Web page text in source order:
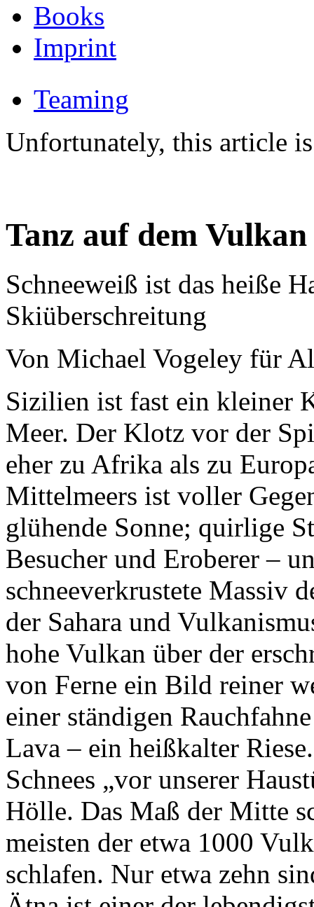
Books
Imprint
Teaming
Unfortunately, this article
Tanz auf dem Vulkan
Schneeweiß ist das heiße
Skiüberschreitung
Von Michael Vogeley für
Sizilien ist fast ein kleiner
Meer. Der Klotz vor der
eher zu Afrika als zu
Mittelmeers ist voller
glühende Sonne; quirlige
Besucher und Eroberer –
schneeverkrustete Massiv
der Sahara und
hohe Vulkan über der
von Ferne ein Bild reiner
einer ständigen
Lava – ein heißkalter
Schnees „vor unserer
Hölle. Das Maß der Mitte
meisten der etwa 1000
schlafen. Nur etwa zehn